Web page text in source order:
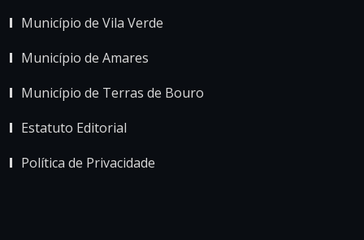
Município de Vila Verde
Município de Amares
Município de Terras de Bouro
Estatuto Editorial
Política de Privacidade